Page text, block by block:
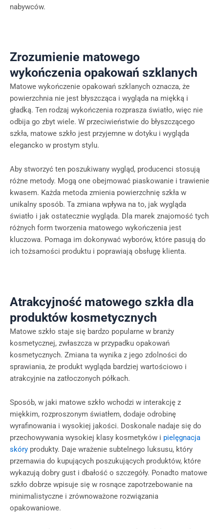
nabywców.
Zrozumienie matowego
wykończenia opakowań szklanych
Matowe wykończenie opakowań szklanych oznacza, że
powierzchnia nie jest błyszcząca i wygląda na miękką i
gładką. Ten rodzaj wykończenia rozprasza światło, więc nie
odbija go zbyt wiele. W przeciwieństwie do błyszczącego
szkła, matowe szkło jest przyjemne w dotyku i wygląda
elegancko w prostym stylu.
Aby stworzyć ten poszukiwany wygląd, producenci stosują
różne metody. Mogą one obejmować piaskowanie i trawienie
kwasem. Każda metoda zmienia powierzchnię szkła w
unikalny sposób. Ta zmiana wpływa na to, jak wygląda
światło i jak ostatecznie wygląda. Dla marek znajomość tych
różnych form tworzenia matowego wykończenia jest
kluczowa. Pomaga im dokonywać wyborów, które pasują do
ich tożsamości produktu i poprawiają obsługę klienta.
Atrakcyjność matowego szkła dla
produktów kosmetycznych
Matowe szkło staje się bardzo popularne w branży
kosmetycznej, zwłaszcza w przypadku opakowań
kosmetycznych. Zmiana ta wynika z jego zdolności do
sprawiania, że produkt wygląda bardziej wartościowo i
atrakcyjnie na zatłoczonych półkach.
Sposób, w jaki matowe szkło wchodzi w interakcję z
miękkim, rozproszonym światłem, dodaje odrobinę
wyrafinowania i wysokiej jakości. Doskonale nadaje się do
przechowywania wysokiej klasy kosmetyków i pielęgnacja
skóry produkty. Daje wrażenie subtelnego luksusu, który
przemawia do kupujących poszukujących produktów, które
wykazują dobry gust i dbałość o szczegóły. Ponadto matowe
szkło dobrze wpisuje się w rosnące zapotrzebowanie na
minimalistyczne i zrównoważone rozwiązania
opakowaniowe.